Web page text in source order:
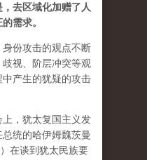
去区域化加赠了人
的需求。
身份攻击的观点不断
视、阶层冲突等观
产生的犹疑的攻击
，犹太复国主义发
统的哈伊姆魏茨曼
在谈到犹太民族要